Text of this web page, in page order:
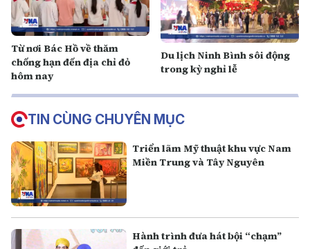
Từ nơi Bác Hồ về thăm
chống hạn đến địa chỉ đỏ
hôm nay
Du lịch Ninh Bình sôi động
trong kỳ nghỉ lễ
TIN CÙNG CHUYÊN MỤC
Triển lãm Mỹ thuật khu vực Nam
Miền Trung và Tây Nguyên
Hành trình đưa hát bội “chạm”